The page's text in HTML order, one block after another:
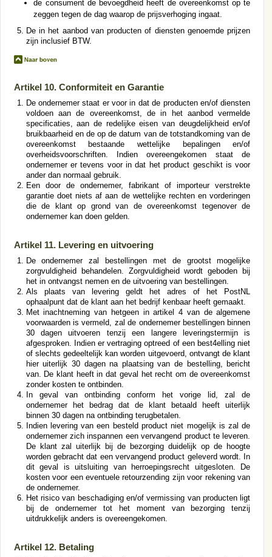
de consument de bevoegdheid heeft de overeenkomst op te
zeggen tegen de dag waarop de prijsverhoging ingaat.
De in het aanbod van producten of diensten genoemde prijzen
zijn inclusief BTW.
Artikel 10. Conformiteit en Garantie
De ondernemer staat er voor in dat de producten en/of diensten
voldoen aan de overeenkomst, de in het aanbod vermelde
specificaties, aan de redelijke eisen van deugdelijkheid en/of
bruikbaarheid en de op de datum van de totstandkoming van de
overeenkomst bestaande wettelijke bepalingen en/of
overheidsvoorschriften. Indien overeengekomen staat de
ondernemer er tevens voor in dat het product geschikt is voor
ander dan normaal gebruik.
Een door de ondernemer, fabrikant of importeur verstrekte
garantie doet niets af aan de wettelijke rechten en vorderingen
die de klant op grond van de overeenkomst tegenover de
ondernemer kan doen gelden.
Artikel 11. Levering en uitvoering
De ondernemer zal bestellingen met de grootst mogelijke
zorgvuldigheid behandelen. Zorgvuldigheid wordt geboden bij
het in ontvangst nemen en de uitvoering van bestellingen.
Als plaats van levering geldt het adres of het PostNL
ophaalpunt dat de klant aan het bedrijf kenbaar heeft gemaakt.
Met inachtneming van hetgeen in artikel 4 van de algemene
voorwaarden is vermeld, zal de ondernemer bestellingen binnen
30 dagen uitvoeren tenzij een langere leveringstermijn is
afgesproken. Indien er vertraging optreed of een best4elling niet
of slechts gedeeltelijk kan worden uitgevoerd, ontvangt de klant
hier uiterlijk 30 dagen na plaatsing van de bestelling, bericht
van. De klant heeft in dat geval het recht om de overeenkomst
zonder kosten te ontbinden.
In geval van ontbinding conform het vorige lid, zal de
ondernemer het bedrag dat de klant betaald heeft uiterlijk
binnen 30 dagen na ontbinding terugbetalen.
Indien levering van een besteld product niet mogelijk is zal de
ondernemer zich inspannen een vervangend product te leveren.
De klant zal uiterlijk bij de bezorging duidelijk op de hoogte
worden gebracht dat een vervangend product geleverd wordt. In
dit geval is uitsluiting van herroepingsrecht uitgesloten. De
kosten voor een eventuele retourzending zijn voor rekening van
de ondernemer.
Het risico van beschadiging en/of vermissing van producten ligt
bij de ondernemer tot het moment van bezorging tenzij
uitdrukkelijk anders is overeengekomen.
Artikel 12. Betaling